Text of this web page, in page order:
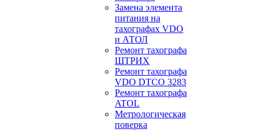
Замена элемента
питания на
тахографах VDO
и АТОЛ
Ремонт тахографа
ШТРИХ
Ремонт тахографа
VDO DTCO 3283
Ремонт тахографа
ATOL
Метрологическая
поверка